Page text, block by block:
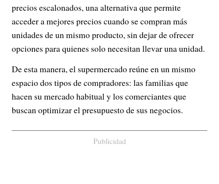
precios escalonados, una alternativa que permite
acceder a mejores precios cuando se compran más
unidades de un mismo producto, sin dejar de ofrecer
opciones para quienes solo necesitan llevar una unidad.
De esta manera, el supermercado reúne en un mismo
espacio dos tipos de compradores: las familias que
hacen su mercado habitual y los comerciantes que
buscan optimizar el presupuesto de sus negocios.
Publicidad